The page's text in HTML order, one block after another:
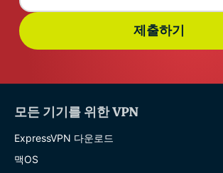
제출하기
모든 기기를 위한 VPN
ExpressVPN 다운로드
맥OS